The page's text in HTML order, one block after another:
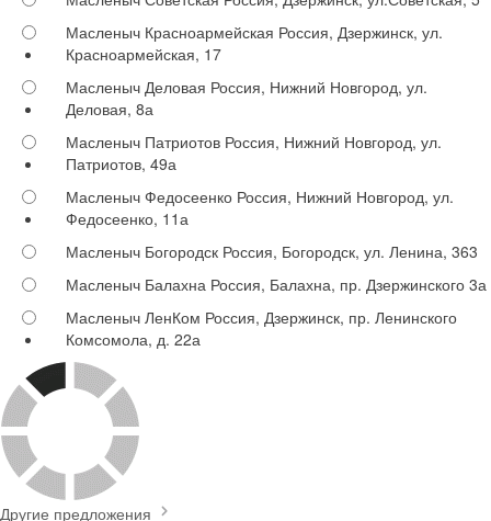
Масленыч Красноармейская Россия, Дзержинск, ул.
Красноармейская, 17
Масленыч Деловая Россия, Нижний Новгород, ул.
Деловая, 8а
Масленыч Патриотов Россия, Нижний Новгород, ул.
Патриотов, 49а
Масленыч Федосеенко Россия, Нижний Новгород, ул.
Федосеенко, 11а
Масленыч Богородск Россия, Богородск, ул. Ленина, 363
Масленыч Балахна Россия, Балахна, пр. Дзержинского 3а
Масленыч ЛенКом Россия, Дзержинск, пр. Ленинского
Комсомола, д. 22а
Другие предложения